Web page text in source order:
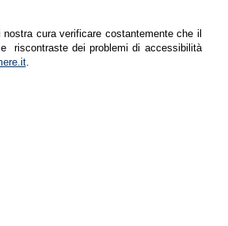
cura verificare costantemente che il
riscontraste dei problemi di accessibilità
.